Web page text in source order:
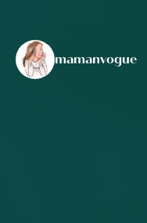
mamanvogue